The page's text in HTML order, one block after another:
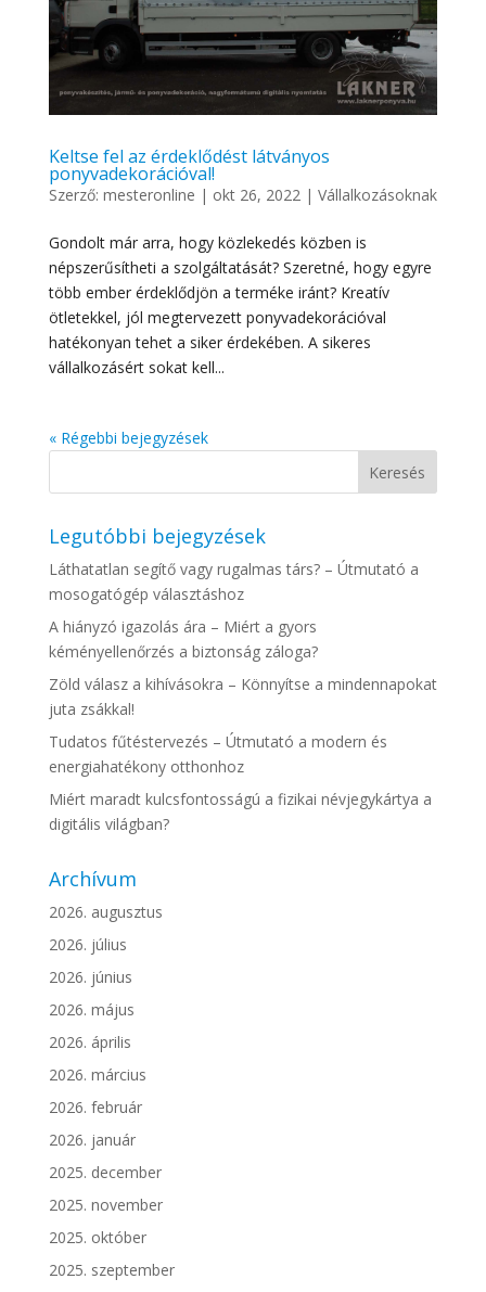
Keltse fel az érdeklődést látványos
ponyvadekorációval!
Szerző: mesteronline | okt 26, 2022| Vállalkozásoknak
Gondolt már arra, hogy közlekedés közben is
népszerűsítheti a szolgáltatását? Szeretné, hogy egyre
több ember érdeklődjön a terméke iránt? Kreatív
ötletekkel, jól megtervezett ponyvadekorációval
hatékonyan tehet a siker érdekében. A sikeres
vállalkozásért sokat kell...
« Régebbi bejegyzések
Legutóbbi bejegyzések
Láthatatlan segítő vagy rugalmas társ? – Útmutató a
mosogatógép választáshoz
A hiányzó igazolás ára – Miért a gyors
kéményellenőrzés a biztonság záloga?
Zöld válasz a kihívásokra – Könnyítse a mindennapokat
juta zsákkal!
Tudatos fűtéstervezés – Útmutató a modern és
energiahatékony otthonhoz
Miért maradt kulcsfontosságú a fizikai névjegykártya a
digitális világban?
Archívum
2026. augusztus
2026. július
2026. június
2026. május
2026. április
2026. március
2026. február
2026. január
2025. december
2025. november
2025. október
2025. szeptember